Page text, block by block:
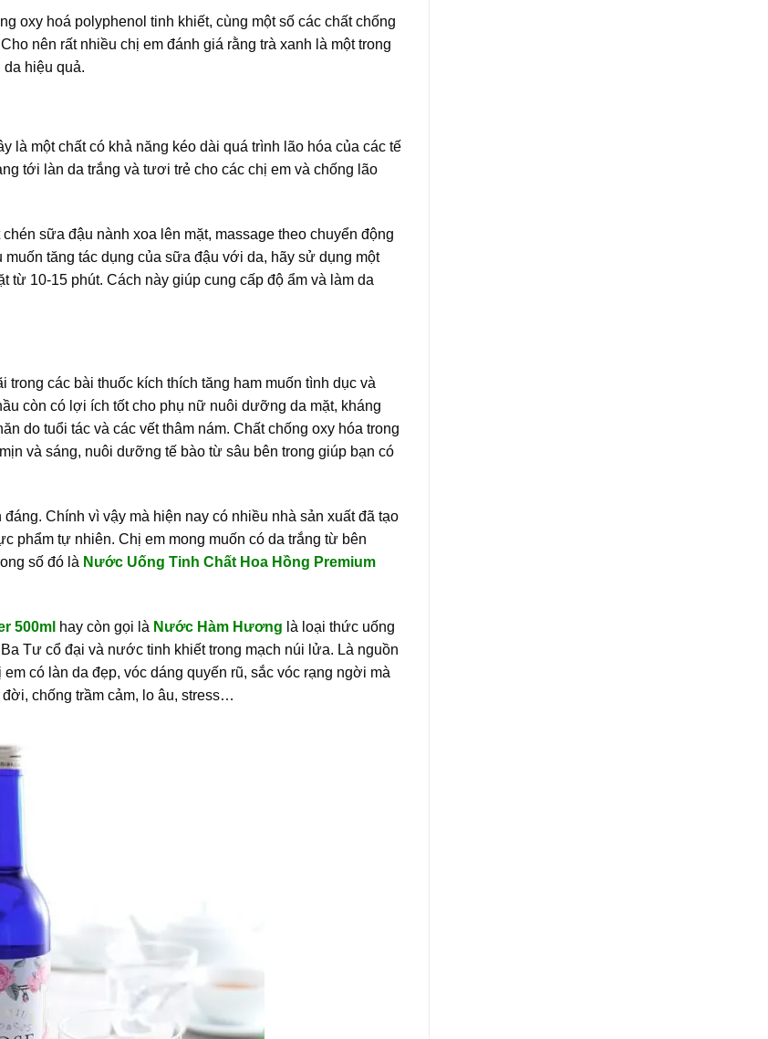
oxy hoá polyphenol tinh khiết, cùng một số các chất chống
nên rất nhiều chị em đánh giá rằng trà xanh là một trong
hiệu quả.
một chất có khả năng kéo dài quá trình lão hóa của các tế
tới làn da trắng và tươi trẻ cho các chị em và chống lão
sữa đậu nành xoa lên mặt, massage theo chuyển động
tăng tác dụng của sữa đậu với da, hãy sử dụng một
từ 10-15 phút. Cách này giúp cung cấp độ ẩm và làm da
các bài thuốc kích thích tăng ham muốn tình dục và
còn có lợi ích tốt cho phụ nữ nuôi dưỡng da mặt, kháng
do tuổi tác và các vết thâm nám. Chất chống oxy hóa trong
và sáng, nuôi dưỡng tế bào từ sâu bên trong giúp bạn có
Chính vì vậy mà hiện nay có nhiều nhà sản xuất đã tạo
phẩm tự nhiên. Chị em mong muốn có da trắng từ bên
số đó là Nước Uống Tinh Chất Hoa Hồng Premium
500ml hay còn gọi là Nước Hàm Hương là loại thức uống
Tư cổ đại và nước tinh khiết trong mạch núi lửa. Là nguồn
có làn da đẹp, vóc dáng quyến rũ, sắc vóc rạng ngời mà
chống trầm cảm, lo âu, stress…